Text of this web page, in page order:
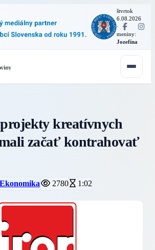
štvrtok
6.08.2026
·
meniny:
Jozefína
projekty kreatívnych
začať kontrahovať
Ekonomika 2780 1:02